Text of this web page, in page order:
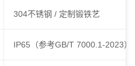
304不锈钢 / 定制锻铁艺
IP65（参考GB/T 7000.1-2023）